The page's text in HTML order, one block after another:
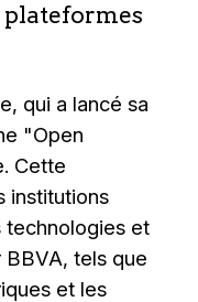
qui a lancé sa
"Open
Cette
institutions
technologies et
tels que
et les